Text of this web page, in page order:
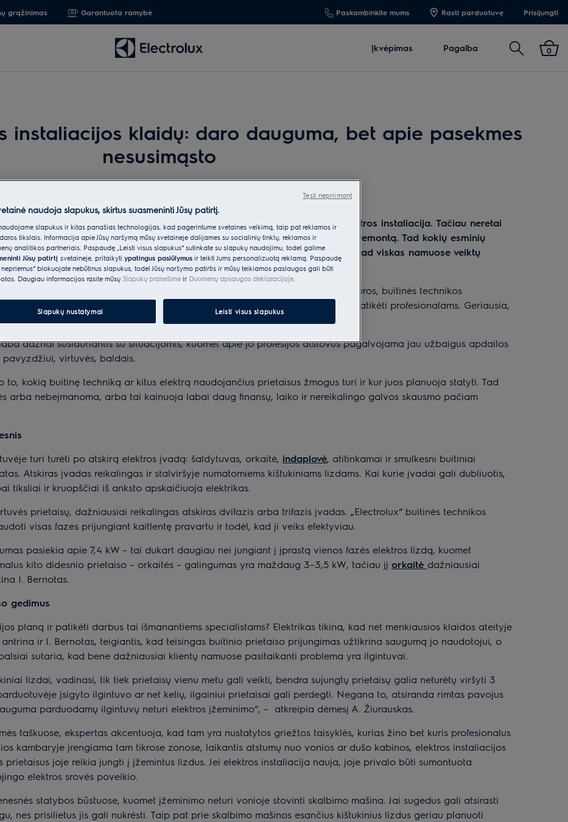
grąžinimas Garantuota ramybė Paskambinkite mums Rasti parduotuvę Prisijungti
Įkvėpimas Pagalba Paieška 0
instaliacijos klaidų: daro dauguma, bet apie pasekmes
nesusimąsto
prietaisai namuose – komfortas, kuris prasideda sulig tvarkinga būsto elektros instaliacija. Tačiau neretai
žiūrima aplaidžiai, ypač kuriantis naujame būste arba atliekant kapitalinį remontą. Tad kokių esminių
ir kokiomis prevencinėmis priemonės rekomenduojama pasirūpinti, kad viskas namuose veiktų
projekto neretai nusprendžiama imtis patiems, elektros instaliacijos, jos priežiūros, buitinės technikos
pakankamai specifinių žinių ir sugebėjimų atlikti juos patiems, patariama patikėti profesionalams. Geriausia,
pamatys detalų projekto planą ir pagal jį imsis reikiamų darbų.
dažnai susiduriantis su situacijomis, kuomet apie jo profesijos atstovus pagalvojama jau užbaigus apdailos
pavyzdžiui, virtuvės, baldais.
to, kokią buitinę techniką ar kitus elektrą naudojančius prietaisus žmogus turi ir kur juos planuoja statyti. Tad
arba nebeįmanoma, arba tai kainuoja labai daug finansų, laiko ir nereikalingo galvos skausmo pačiam
turi turėti po atskirą elektros įvadą: šaldytuvas, orkaitė, indaplovė, atitinkamai ir smulkesni buitiniai
Atskiras įvadas reikalingas ir stalviršyje numatomiems kištukiniams lizdams. Kai kurie įvadai gali dubliuotis,
tiksliai ir kruopščiai iš anksto apskaičiuoja elektrikas.
prietaisų, dažniausiai reikalingas atskiras dvifazis arba trifazis įvadas. „Electrolux“ buitinės technikos
visas fazes prijungiant kaitlentę pravartu ir todėl, kad ji veiks efektyviau.
pasiekia apie 7,4 kW – tai dukart daugiau nei jungiant į įprastą vienos fazės elektros lizdą, kuomet
kito didesnio prietaiso – orkaitės – galingumas yra maždaug 3–3,5 kW, tačiau jį orkaitė dažniausiai
I. Bernotas.
gedimus
planą ir patikėti darbus tai išmanantiems specialistams? Elektrikas tikina, kad net menkiausios klaidos ateityje
ir I. Bernotas, teigiantis, kad teisingas buitinio prietaiso prijungimas užtikrina saugumą jo naudotojui, o
sutaria, kad bene dažniausiai klientų namuose pasitaikanti problema yra ilgintuvai.
lizdai, vadinasi, tik tiek prietaisų vienu metu gali veikti, bendra sujungtų prietaisų galia neturėtų viršyti 3
įsigyto ilgintuvo ar net kelių, ilgainiui prietaisai gali perdegti. Negana to, atsiranda rimtas pavojus
parduodamų ilgintuvų neturi elektros įžeminimo“, – atkreipia dėmesį A. Žiurauskas.
taškuose, ekspertas akcentuoja, kad tam yra nustatytos griežtos taisyklės, kurias žino bet kuris profesionalus
kambaryje įrengiama tam tikrose zonose, laikantis atstumų nuo vonios ar dušo kabinos, elektros instaliacijos
joje reikia jungti į įžemintus lizdus. Jei elektros instaliacija nauja, joje privalo būti sumontuota
elektros srovės poveikio.
statybos būstuose, kuomet įžeminimo neturi vonioje stovinti skalbimo mašina. Jai sugedus gali atsirasti
nes prisilietus jis gali nukrėsti. Taip pat prie skalbimo mašinos esančius kištukinius lizdus geriau planuoti
naudoja slapukus, skirtus suasmeninti Jūsų patirtį.
slapukus ir kitas panašias technologijas, kad pagerintume svetainės veikimą, taip pat reklamos ir
tikslais. Informacija apie Jūsų naršymą mūsų svetainėje dalijamės su socialinių tinklų, reklamos ir
analitikos partneriais. Paspaudę „Leisti visus slapukus“ sutinkate su slapukų naudojimu, todėl galime
Jūsų patirtį svetainėje, pritaikyti ypatingus pasiūlymus ir teikti Jums personalizuotą reklamą. Paspaudę
nepriėmus“ blokuojate nebūtinus slapukus, todėl Jūsų naršymo patirtis ir mūsų teikiamos paslaugos gali būti
Daugiau informacijos rasite mūsų Slapukų pranešimeir Duomenų apsaugos deklaracijoje.
Slapukų nustatymai Leisti visus slapukus
Tęsti nepriimant